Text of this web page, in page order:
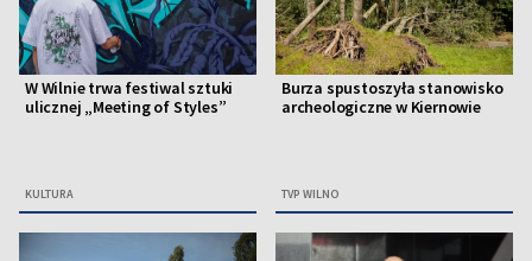
W Wilnie trwa festiwal sztuki
ulicznej „Meeting of Styles”
KULTURA
Burza spustoszyła stanowisko
archeologiczne w Kiernowie
TVP WILNO